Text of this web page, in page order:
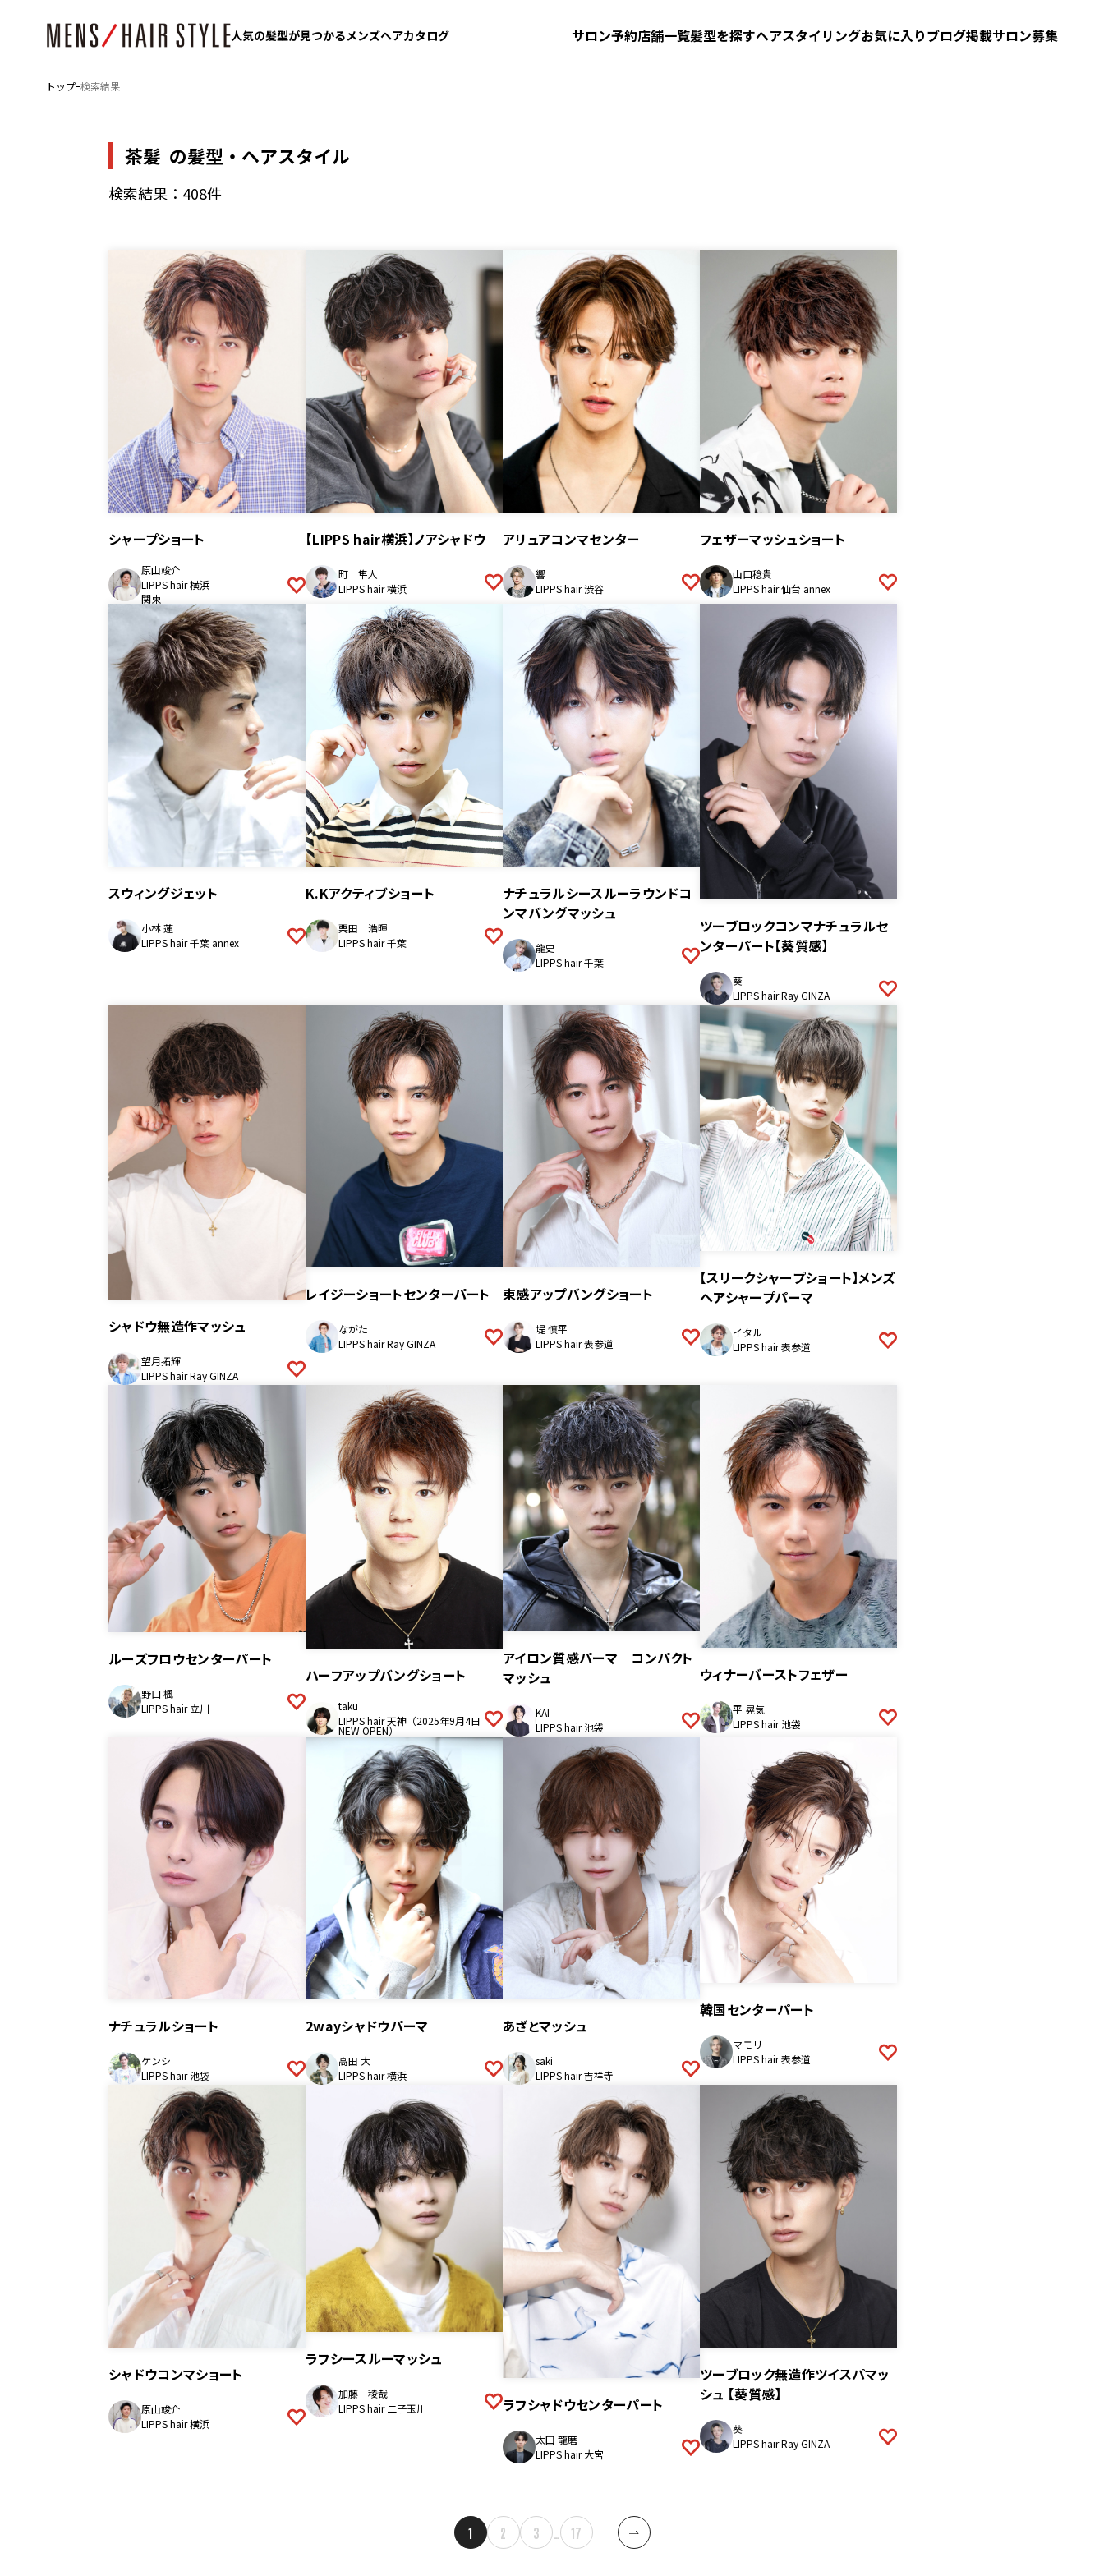
人気の髪型が見つかるメンズヘアカタログ サロン予約店舗一覧髪型を探すヘアスタイリングお気に入りブログ掲載サロン募集
人気の髪型が見つかるメンズヘアカタログ お気に入り 髪型をさがす
トップ 検索結果
茶髪 の髪型・ヘアスタイル
検索結果：408件
シャープショート
原山竣介
LIPPS hair 横浜
関東
【LIPPS hair横浜】ノアシャドウ
町 隼人
LIPPS hair 横浜
アリュアコンマセンター
響
LIPPS hair 渋谷
フェザーマッシュショート
山口稔貴
LIPPS hair 仙台 annex
スウィングジェット
小林 蓮
LIPPS hair 千葉 annex
K.Kアクティブショート
栗田 浩暉
LIPPS hair 千葉
ナチュラルシースルーラウンドコ
ンマバングマッシュ
龍史
LIPPS hair 千葉
ツーブロックコンマナチュラルセ
ンターパート【葵質感】
葵
LIPPS hair Ray GINZA
シャドウ無造作マッシュ
望月拓輝
LIPPS hair Ray GINZA
レイジーショートセンターパート
ながた
LIPPS hair Ray GINZA
束感アップバングショート
堤 慎平
LIPPS hair 表参道
【スリークシャープショート】メンズ
ヘアシャープパーマ
イタル
LIPPS hair 表参道
ルーズフロウセンターパート
野口 楓
LIPPS hair 立川
ハーフアップバングショート
taku
LIPPS hair 天神（2025年9月4日
NEW OPEN）
アイロン質感パーマ コンパクト
マッシュ
KAI
LIPPS hair 池袋
ウィナーバーストフェザー
平 晃気
LIPPS hair 池袋
ナチュラルショート
ケンシ
LIPPS hair 池袋
2wayシャドウパーマ
高田 大
LIPPS hair 横浜
あざとマッシュ
saki
LIPPS hair 吉祥寺
韓国センターパート
マモリ
LIPPS hair 表参道
シャドウコンマショート
原山竣介
LIPPS hair 横浜
ラフシースルーマッシュ
加藤 稜哉
LIPPS hair 二子玉川
ラフシャドウセンターパート
太田 龍磨
LIPPS hair 大宮
ツーブロック無造作ツイスパマッ
シュ 【葵質感】
葵
LIPPS hair Ray GINZA
1 2 3 … 17